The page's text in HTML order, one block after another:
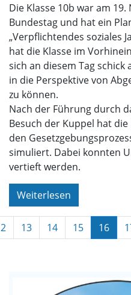
Die Klasse 10b war am
Bundestag und hat ein
„Verpflichtendes soziales
hat die Klasse im
sich an diesem Tag
in die Perspektive von
zu können.
Nach der Führung durch
Besuch der Kuppel hat
den
simuliert. Dabei konnten
vertieft werden.
Weiterlesen
13 14 15 16